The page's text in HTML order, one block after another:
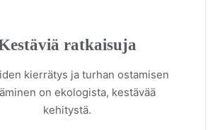
ratkaisuja
kierrätys ja turhan ostamisen
on ekologista, kestävää
kehitystä.